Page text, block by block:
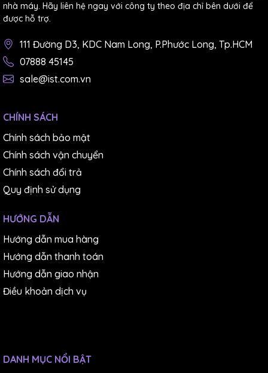
nhà máy. Hãy liên hệ ngay với công ty theo địa chỉ bên dưới để
được hỗ trợ.
111 Đường D3, KDC Nam Long, P.Phước Long, Tp.HCM
07888 45145
sale@ist.com.vn
CHÍNH SÁCH
Chính sách bảo mật
Chính sách vận chuyển
Chính sách đổi trả
Quy định sử dụng
HƯỚNG DẪN
Hướng dẫn mua hàng
Hướng dẫn thanh toán
Hướng dẫn giao nhận
Điều khoản dịch vụ
DANH MỤC NỔI BẬT